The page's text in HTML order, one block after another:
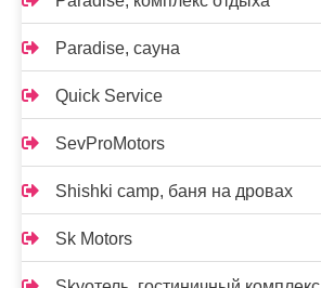
Paradise, сауна
Quick Service
SevProMotors
Shishki camp, баня на дровах
Sk Motors